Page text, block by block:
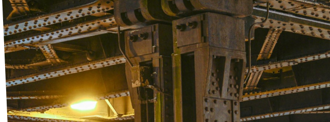
Wahlprogramm Bürgerschaftswahl
Triff uns an Infoständen!
Mache bei uns mit!
Deine Spende für Volt!